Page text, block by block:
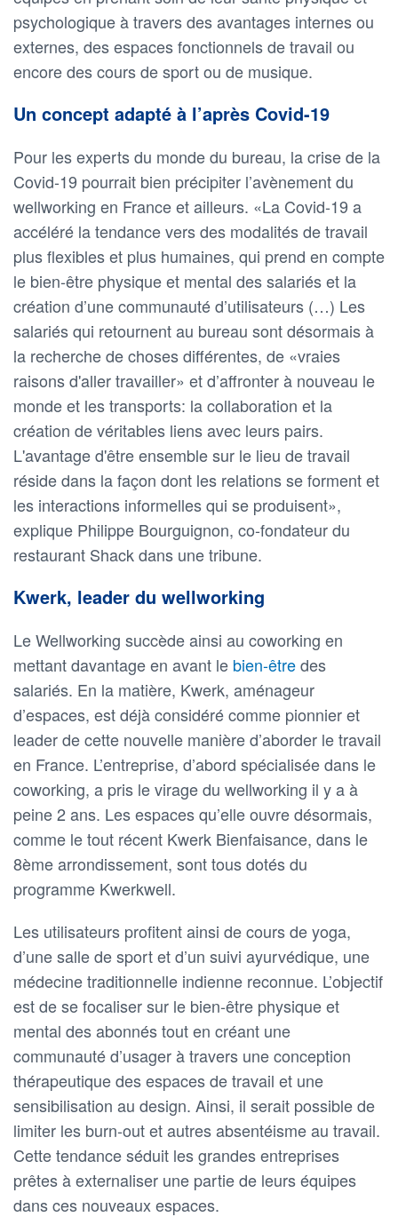
psychologique à travers des avantages internes ou
externes, des espaces fonctionnels de travail ou
encore des cours de sport ou de musique.
Un concept adapté à l’après Covid-19
Pour les experts du monde du bureau, la crise de la
Covid-19 pourrait bien précipiter l’avènement du
wellworking en France et ailleurs. «La Covid-19 a
accéléré la tendance vers des modalités de travail
plus flexibles et plus humaines, qui prend en compte
le bien-être physique et mental des salariés et la
création d’une communauté d’utilisateurs (…) Les
salariés qui retournent au bureau sont désormais à
la recherche de choses différentes, de «vraies
raisons d'aller travailler» et d’affronter à nouveau le
monde et les transports: la collaboration et la
création de véritables liens avec leurs pairs.
L'avantage d'être ensemble sur le lieu de travail
réside dans la façon dont les relations se forment et
les interactions informelles qui se produisent»,
explique Philippe Bourguignon, co-fondateur du
restaurant Shack dans une tribune.
Kwerk, leader du wellworking
Le Wellworking succède ainsi au coworking en
mettant davantage en avant le bien-êtredes
salariés. En la matière, Kwerk, aménageur
d’espaces, est déjà considéré comme pionnier et
leader de cette nouvelle manière d’aborder le travail
en France. L’entreprise, d’abord spécialisée dans le
coworking, a pris le virage du wellworking il y a à
peine 2 ans. Les espaces qu’elle ouvre désormais,
comme le tout récent Kwerk Bienfaisance, dans le
8ème arrondissement, sont tous dotés du
programme Kwerkwell.
Les utilisateurs profitent ainsi de cours de yoga,
d’une salle de sport et d’un suivi ayurvédique, une
médecine traditionnelle indienne reconnue. L’objectif
est de se focaliser sur le bien-être physique et
mental des abonnés tout en créant une
communauté d’usager à travers une conception
thérapeutique des espaces de travail et une
sensibilisation au design. Ainsi, il serait possible de
limiter les burn-out et autres absentéisme au travail.
Cette tendance séduit les grandes entreprises
prêtes à externaliser une partie de leurs équipes
dans ces nouveaux espaces.